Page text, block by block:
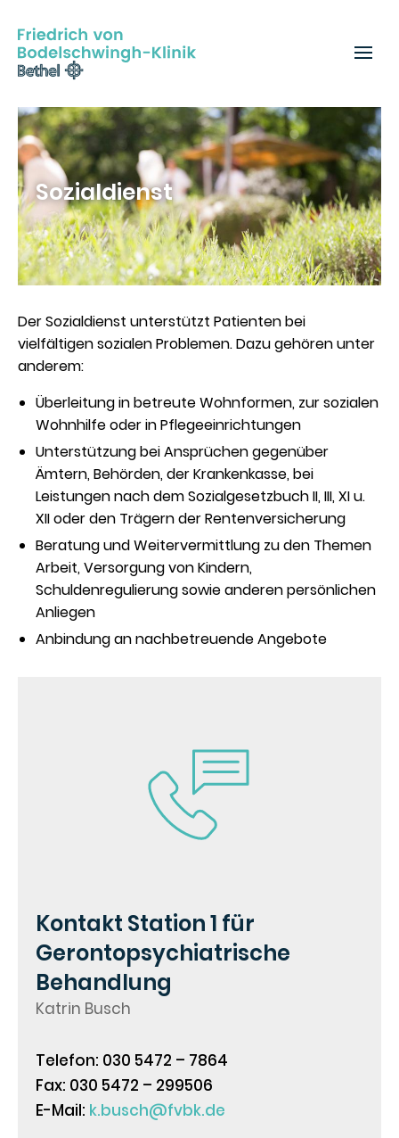
Sozialdienst
Der Sozialdienst unterstützt Patienten bei
vielfältigen sozialen Problemen. Dazu gehören unter
anderem:
Überleitung in betreute Wohnformen, zur sozialen
Wohnhilfe oder in Pflegeeinrichtungen
Unterstützung bei Ansprüchen gegenüber
Ämtern, Behörden, der Krankenkasse, bei
Leistungen nach dem Sozialgesetzbuch II, III, XI u.
XII oder den Trägern der Rentenversicherung
Beratung und Weitervermittlung zu den Themen
Arbeit, Versorgung von Kindern,
Schuldenregulierung sowie anderen persönlichen
Anliegen
Anbindung an nachbetreuende Angebote
Kontakt Station 1 für
Gerontopsychiatrische
Behandlung
Katrin Busch
Telefon: 030 5472 – 7864
Fax: 030 5472 – 299506
E-Mail: k.busch@fvbk.de